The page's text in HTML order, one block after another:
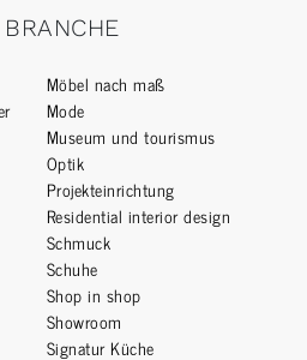
Möbel nach maß
Mode
Museum und tourismus
Optik
Projekteinrichtung
Residential interior design
Schmuck
Schuhe
Shop in shop
Showroom
Signatur Küche